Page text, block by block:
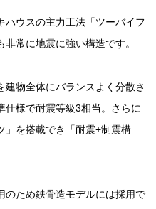
ハウスの主力工法「ツーバイフ
常に地震に強い構造です。
物全体にバランスよく分散さ
仕様で耐震等級3相当。さらに
」を搭載でき「耐震+制震構
のため鉄骨造モデルには採用で